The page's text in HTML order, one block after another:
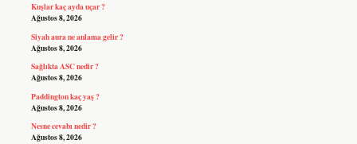
Kuşlar kaç ayda uçar ?
Ağustos 8, 2026
Siyah aura ne anlama gelir ?
Ağustos 8, 2026
Sağlıkta ASC nedir ?
Ağustos 8, 2026
Paddington kaç yaş ?
Ağustos 8, 2026
Nesne cevabı nedir ?
Ağustos 8, 2026